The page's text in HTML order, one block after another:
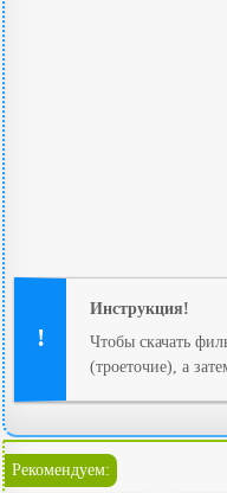
Инструкция!
Чтобы скачать
(троеточие), а
Рекомендуем: